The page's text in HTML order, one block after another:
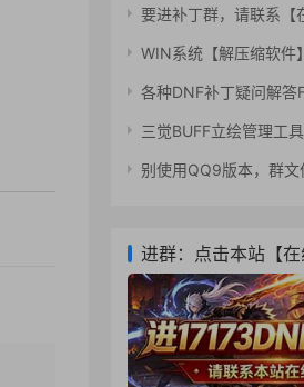
要进补丁群，请联系【
WIN系统【解压缩软件
各种DNF补丁疑问解答
三觉BUFF立绘管理工
别使用QQ9版本，群
进群：点击本站【在